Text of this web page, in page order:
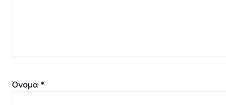
Όνομα *